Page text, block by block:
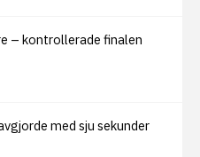
– kontrollerade finalen
med sju sekunder